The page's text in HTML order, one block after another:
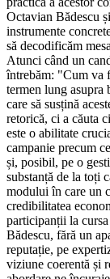
Octavian Bădescu
instrumente
să decodificăm
Atunci când un
întrebăm: "Cum va
termen lung
care să susțină
retorică, ci a căuta
este o abilitate
campanie precum
și, posibil, pe o
substanță de la toți
modului în care un
credibilitatea
participanții la
Bădescu, fără un
reputație, pe
viziune coerentă și